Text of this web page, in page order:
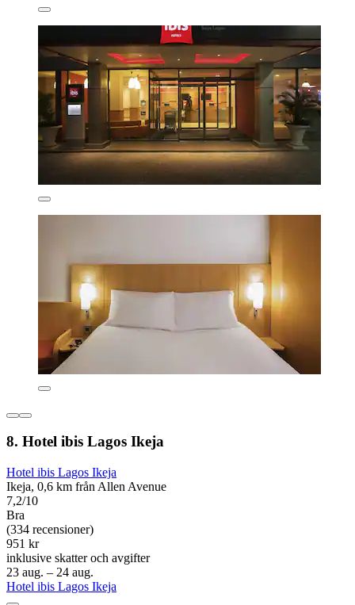
8. Hotel ibis Lagos Ikeja
Hotel ibis Lagos Ikeja
Ikeja, 0,6 km från Allen Avenue
7,2/10
Bra
(334 recensioner)
951 kr
inklusive skatter och avgifter
23 aug. – 24 aug.
Hotel ibis Lagos Ikeja